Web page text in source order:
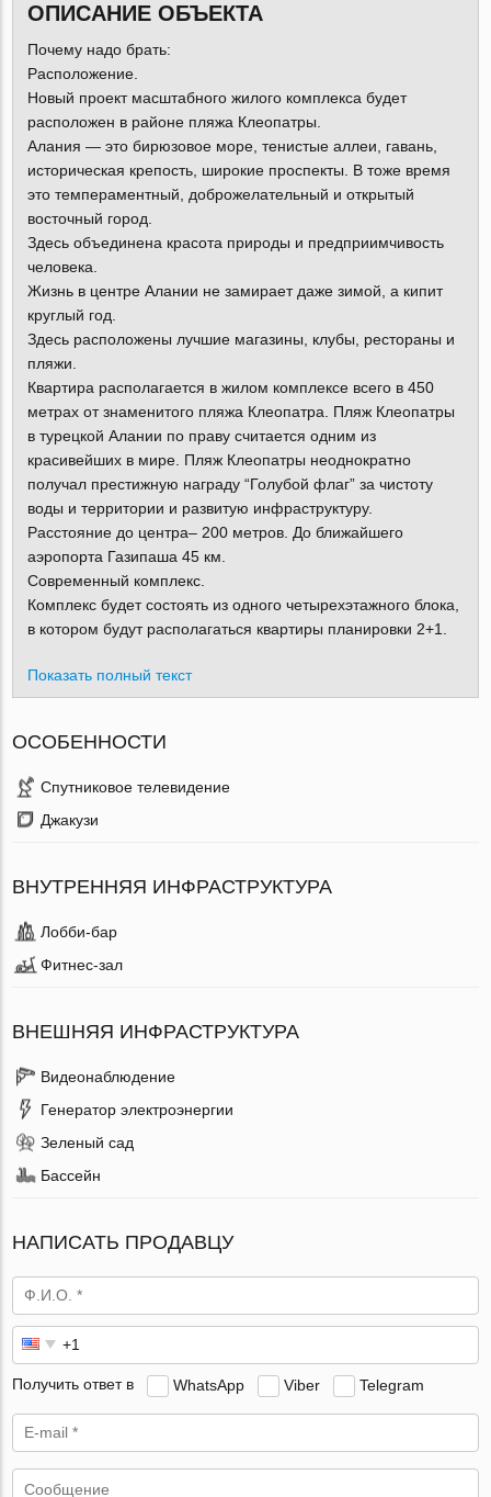
ОПИСАНИЕ ОБЪЕКТА
Почему надо брать:
Расположение.
Новый проект масштабного жилого комплекса будет
расположен в районе пляжа Клеопатры.
Алания — это бирюзовое море, тенистые аллеи, гавань,
историческая крепость, широкие проспекты. В тоже время
это темпераментный, доброжелательный и открытый
восточный город.
Здесь объединена красота природы и предприимчивость
человека.
Жизнь в центре Алании не замирает даже зимой, а кипит
круглый год.
Здесь расположены лучшие магазины, клубы, рестораны и
пляжи.
Квартира располагается в жилом комплексе всего в 450
метрах от знаменитого пляжа Клеопатра. Пляж Клеопатры
в турецкой Алании по праву считается одним из
красивейших в мире. Пляж Клеопатры неоднократно
получал престижную награду “Голубой флаг” за чистоту
воды и территории и развитую инфраструктуру.
Расстояние до центра– 200 метров. До ближайшего
аэропорта Газипаша 45 км.
Современный комплекс.
Комплекс будет состоять из одного четырехэтажного блока,
в котором будут располагаться квартиры планировки 2+1.
Показать полный текст
ОСОБЕННОСТИ
Спутниковое телевидение
Джакузи
ВНУТРЕННЯЯ ИНФРАСТРУКТУРА
Лобби-бар
Фитнес-зал
ВНЕШНЯЯ ИНФРАСТРУКТУРА
Видеонаблюдение
Генератор электроэнергии
Зеленый сад
Бассейн
НАПИСАТЬ ПРОДАВЦУ
Получить ответ в WhatsApp Viber Telegram